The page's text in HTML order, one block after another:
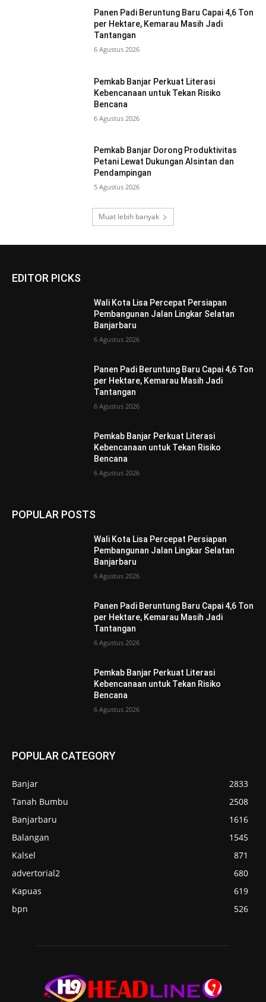
Panen Padi Beruntung Baru Capai 4,6 Ton
per Hektare, Kemarau Masih Jadi
Tantangan
6 Agustus 2026
Pemkab Banjar Perkuat Literasi
Kebencanaan untuk Tekan Risiko
Bencana
6 Agustus 2026
Pemkab Banjar Dorong Produktivitas
Petani Lewat Dukungan Alsintan dan
Pendampingan
5 Agustus 2026
Muat lebih banyak
EDITOR PICKS
Wali Kota Lisa Percepat Persiapan
Pembangunan Jalan Lingkar Selatan
Banjarbaru
6 Agustus 2026
Panen Padi Beruntung Baru Capai 4,6 Ton
per Hektare, Kemarau Masih Jadi
Tantangan
6 Agustus 2026
Pemkab Banjar Perkuat Literasi
Kebencanaan untuk Tekan Risiko
Bencana
6 Agustus 2026
POPULAR POSTS
Wali Kota Lisa Percepat Persiapan
Pembangunan Jalan Lingkar Selatan
Banjarbaru
6 Agustus 2026
Panen Padi Beruntung Baru Capai 4,6 Ton
per Hektare, Kemarau Masih Jadi
Tantangan
6 Agustus 2026
Pemkab Banjar Perkuat Literasi
Kebencanaan untuk Tekan Risiko
Bencana
6 Agustus 2026
POPULAR CATEGORY
Banjar
2833
Tanah Bumbu
2508
Banjarbaru
1616
Balangan
1545
Kalsel
871
advertorial2
680
Kapuas
619
bpn
526